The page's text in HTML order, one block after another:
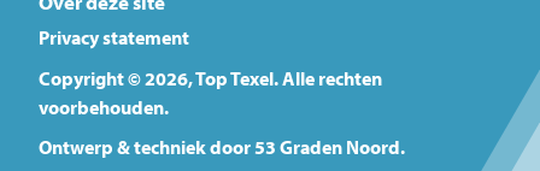
Privacy statement
Copyright © 2026,Top Texel. Alle rechten
voorbehouden.
Ontwerp & techniek door53 Graden Noord.